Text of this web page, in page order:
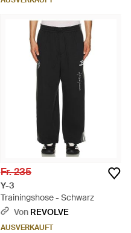
Fr. 235
Y-3
Trainingshose - Schwarz
Von REVOLVE
AUSVERKAUFT